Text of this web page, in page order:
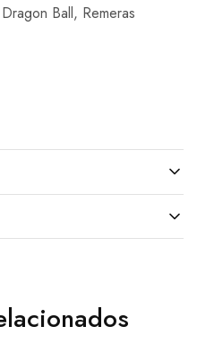
Dragon Ball, Remeras